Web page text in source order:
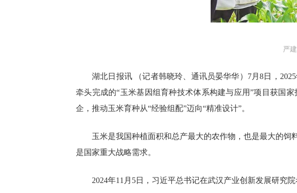
严
湖北日报讯 （记者韩晓玲、通讯员晏华华）7月8日，
牵头完成的“玉米基因组育种技术体系构建与应用”项目获国
企，推动玉米育种从“经验组配”迈向“精准设计”。
玉米是我国种植面积和总产最大的农作物，也是最大的
是国家重大战略需求。
2024年11月5日，习近平总书记在武汉产业创新发展研究